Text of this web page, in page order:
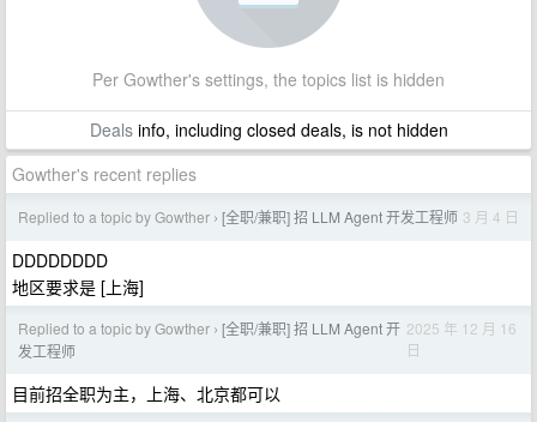
Per Gowther's settings, the topics list is hidden
Dealsinfo, including closed deals, is not hidden
Gowther's recent replies
Replied to a topic by Gowther › [全职/兼职] 招 LLM Agent 开发工程师 3 月 4 日
DDDDDDDD
地区要求是 [上海]
Replied to a topic by Gowther › [全职/兼职] 招 LLM Agent 开
发工程师
2025 年 12 月 16
日
目前招全职为主，上海、北京都可以